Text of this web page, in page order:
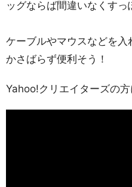
ッグならば間違いなくすっ
ケーブルやマウスなどを
かさばらず便利そう！
Yahoo!クリエイターズの